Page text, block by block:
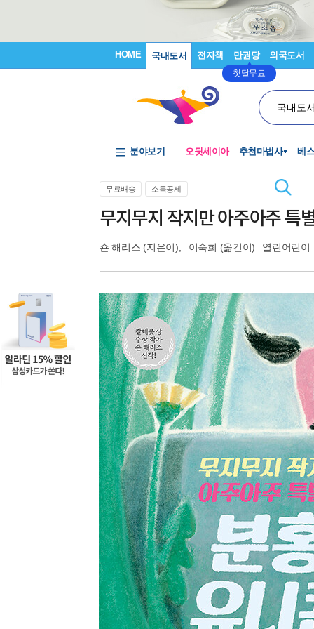
HOME 국내도서 전자책 만권당
첫달무료
외국도서
국내도
분야보기 오뒷세이아 추천마법사 베
무료배송 소득공제
무지무지 작지만 아주아주 특
숀 해리스 (지은이), 이숙희 (옮긴이) 열린어린이